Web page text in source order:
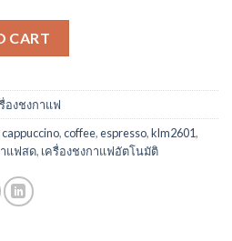
KLM2601 quantity
CART
องชงกาแฟ
cappuccino,coffee,espresso,klm2601,
แฟสด, เครื่องชงกาแฟอัตโนมัติ